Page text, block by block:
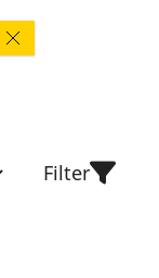
Filter